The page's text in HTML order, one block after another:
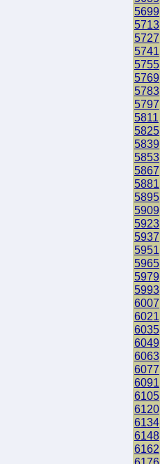
5699
5713
5727
5741
5755
5769
5783
5797
5811
5825
5839
5853
5867
5881
5895
5909
5923
5937
5951
5965
5979
5993
6007
6021
6035
6049
6063
6077
6091
6105
6120
6134
6148
6162